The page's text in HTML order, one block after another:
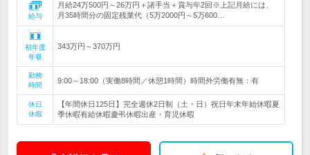
給与
月給24万500円～26万円＋諸手当＋賞与年2回※上記月給には、
月35時間分の固定残業代（5万2000円～5万600…
初年度
年収
343万円～370万円
勤務
時間
9:00～18:00（実働8時間／休憩1時間）時間外労働有無：有
休日
休暇
【年間休日125日】完全週休2日制（土・日）祝日年末年始休暇夏
季休暇有給休暇慶弔休暇出産・育児休暇